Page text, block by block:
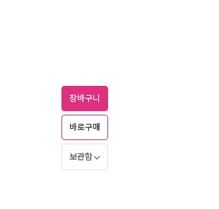
장바구니
바로구매
보관함